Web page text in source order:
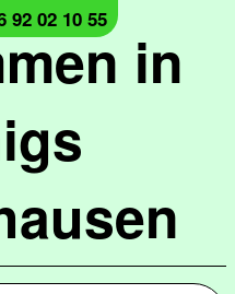
in
92 02 10 55